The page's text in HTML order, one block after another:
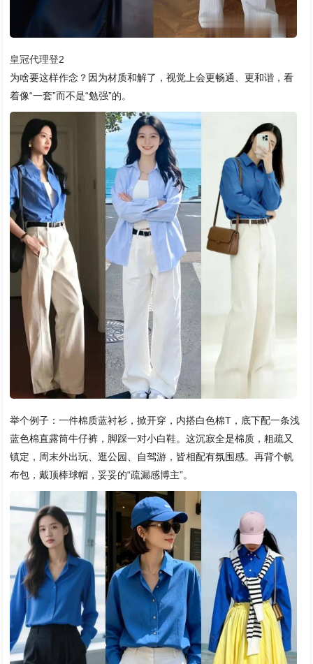
皇冠代理登2
为啥要这样作念？因为材质和解了，视觉上会更畅通、更和谐，看
着像“一套”而不是“勉强”的。
举个例子：一件棉质蓝衬衫，掀开穿，内搭白色棉T，底下配一条浅
蓝色棉直露筒牛仔裤，脚踩一对小白鞋。这沉寂全是棉质，粗疏又
镇定，周末外出玩、逛公园、自驾游，皆相配有氛围感。再背个帆
布包，戴顶棒球帽，妥妥的“疏漏感博主”。